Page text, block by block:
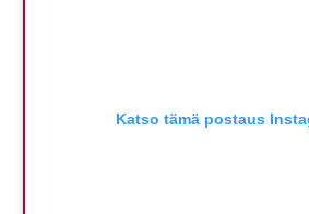
Katso tämä postaus